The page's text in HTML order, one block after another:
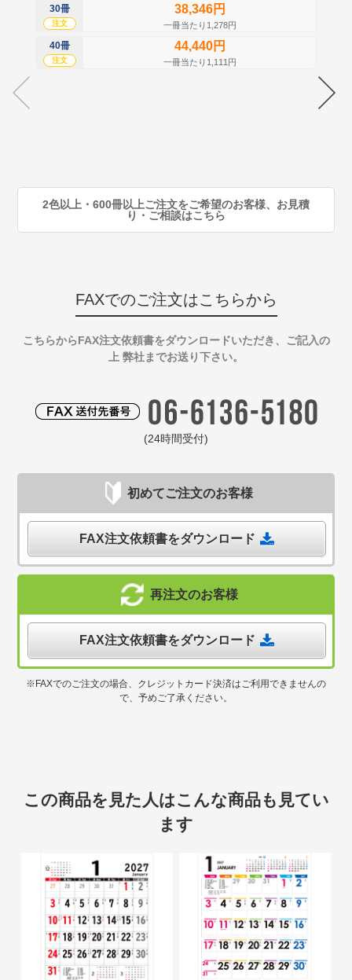
30冊
注文
38,346円
一冊当たり1,278円
40冊
注文
44,440円
一冊当たり1,111円
2色以上・600冊以上ご注文をご希望のお客様、お見積
り・ご相談はこちら
FAXでのご注文はこちらから
こちらからFAX注文依頼書をダウンロードいただき、ご記入の
上 弊社までお送り下さい。
(24時間受付)
初めてご注文のお客様
FAX注文依頼書をダウンロード
再注文のお客様
FAX注文依頼書をダウンロード
※FAXでのご注文の場合、クレジットカード決済はご利用できませんの
で、予めご了承ください。
この商品を見た人はこんな商品も見てい
ます